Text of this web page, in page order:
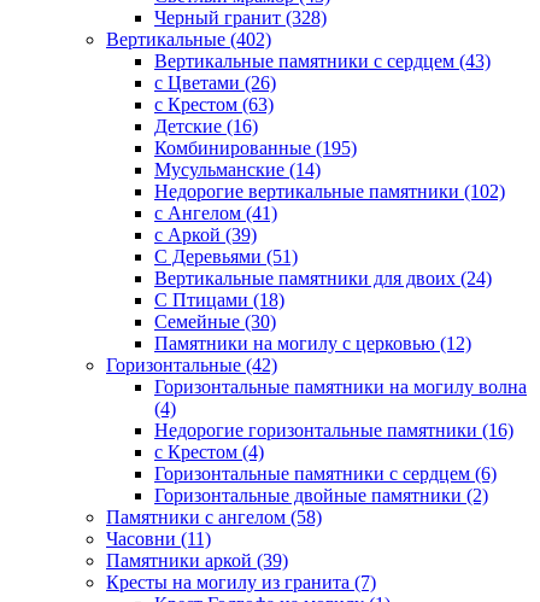
Черный гранит (328)
Вертикальные (402)
Вертикальные памятники с сердцем (43)
с Цветами (26)
c Крестом (63)
Детские (16)
Комбинированные (195)
Мусульманские (14)
Недорогие вертикальные памятники (102)
с Ангелом (41)
с Аркой (39)
С Деревьями (51)
Вертикальные памятники для двоих (24)
С Птицами (18)
Семейные (30)
Памятники на могилу с церковью (12)
Горизонтальные (42)
Горизонтальные памятники на могилу волна
(4)
Недорогие горизонтальные памятники (16)
с Крестом (4)
Горизонтальные памятники с сердцем (6)
Горизонтальные двойные памятники (2)
Памятники с ангелом (58)
Часовни (11)
Памятники аркой (39)
Кресты на могилу из гранита (7)